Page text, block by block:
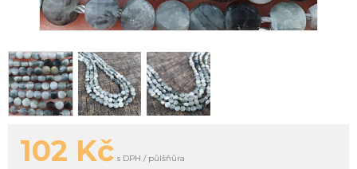
102 Kč s DPH / půlšňůra